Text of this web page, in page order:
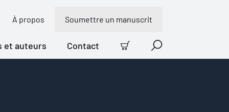
À propos Soumettre un manuscrit
et auteurs Contact
Panier Recherche